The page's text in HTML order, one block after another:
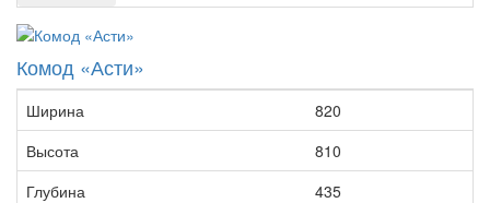
Комод «Асти»
Ширина
820
Высота
810
Глубина
435